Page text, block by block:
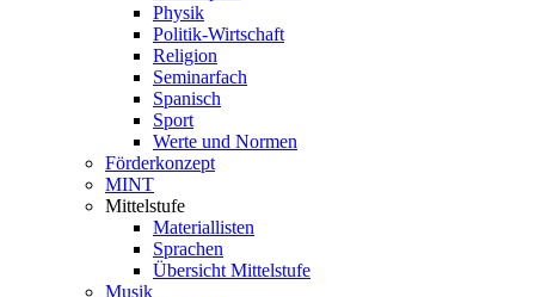
Physik
Politik-Wirtschaft
Religion
Seminarfach
Spanisch
Sport
Werte und Normen
Förderkonzept
MINT
Mittelstufe
Materiallisten
Sprachen
Übersicht Mittelstufe
Musik